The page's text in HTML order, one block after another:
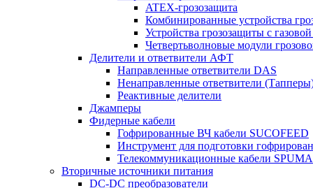
ATEX-грозозащита
Комбинированные устройства
Устройства грозозащиты с
Четвертьволновые модули
Делители и ответвители АФТ
Направленные ответвители DAS
Ненаправленные ответвители
Реактивные делители
Джамперы
Фидерные кабели
Гофрированные ВЧ кабели SUCOFEED
Инструмент для подготовки
Телекоммуникационные кабели SPUMA
Вторичные источники питания
DC-DC преобразователи